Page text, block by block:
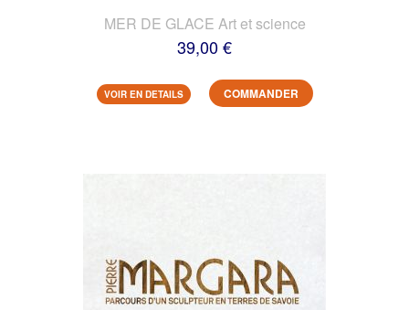
MER DE GLACE Art et science
39,00 €
VOIR EN DETAILS COMMANDER